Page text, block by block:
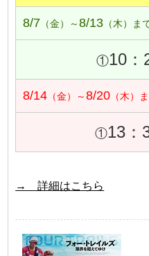
8/7 （金）～8/13 （木）ま
①10：
8/14 （金）～8/20 （木）
①13：
→ 詳細はこちら